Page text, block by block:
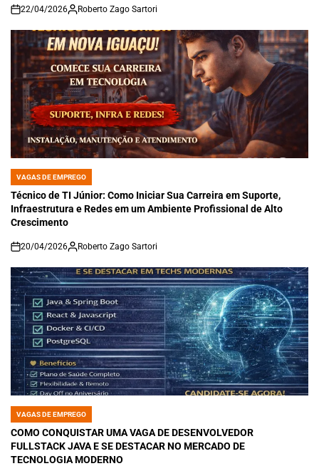
on
22/04/2026 Roberto Zago Sartori
POSTED
IN
VAGAS DE EMPREGO
Técnico de TI Júnior: Como Iniciar Sua Carreira em Suporte,
Infraestrutura e Redes em um Ambiente Profissional de Alto
Crescimento
on
20/04/2026 Roberto Zago Sartori
POSTED
IN
VAGAS DE EMPREGO
COMO CONQUISTAR UMA VAGA DE DESENVOLVEDOR
FULLSTACK JAVA E SE DESTACAR NO MERCADO DE
TECNOLOGIA MODERNO